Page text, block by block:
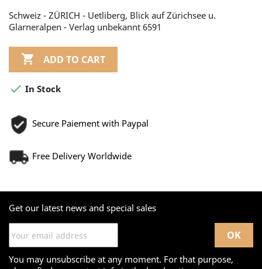
Schweiz - ZÜRICH - Uetliberg, Blick auf Zürichsee u.
Glarneralpen - Verlag unbekannt 6591
 ADD TO CART
 In Stock
Secure Paiement with Paypal
Free Delivery Worldwide
Get our latest news and special sales
You may unsubscribe at any moment. For that purpose,